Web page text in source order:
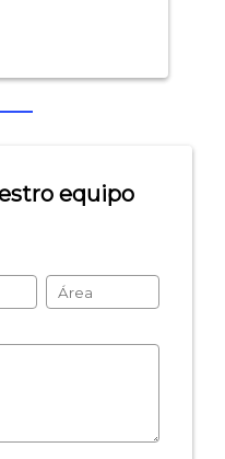
equipo